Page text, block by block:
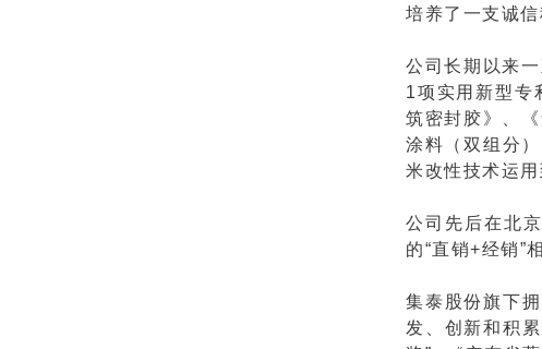
培养了一支诚信
公司长期以来
1项实用新型专
筑密封胶》、
涂料（双组分
米改性技术运
公司先后在北
的“直销+经销”
集泰股份旗下
发、创新和积